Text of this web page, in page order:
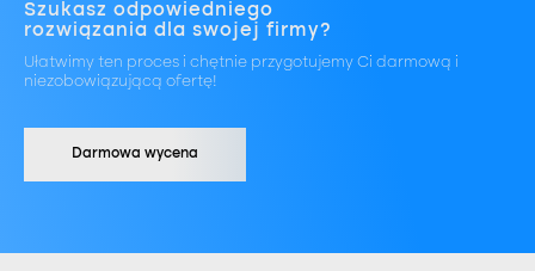
Szukasz odpowiedniego
rozwiązania dla swojej firmy?
Ułatwimy ten proces i chętnie przygotujemy Ci darmową i
niezobowiązującą ofertę!
Darmowa wycena